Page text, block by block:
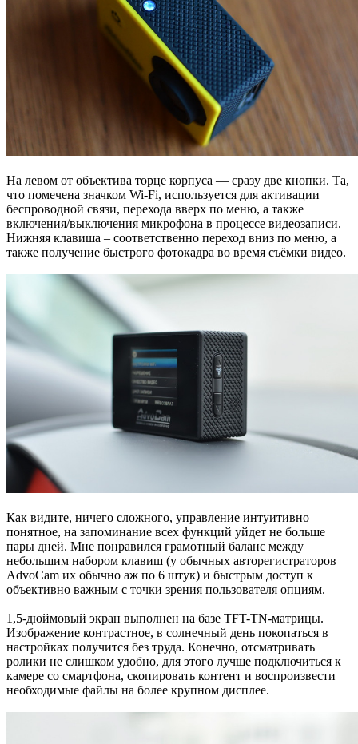
На левом от объектива торце корпуса — сразу две кнопки. Та,
что помечена значком Wi-Fi, используется для активации
беспроводной связи, перехода вверх по меню, а также
включения/выключения микрофона в процессе видеозаписи.
Нижняя клавиша – соответственно переход вниз по меню, а
также получение быстрого фотокадра во время съёмки видео.
Как видите, ничего сложного, управление интуитивно
понятное, на запоминание всех функций уйдет не больше
пары дней. Мне понравился грамотный баланс между
небольшим набором клавиш (у обычных авторегистраторов
AdvoCam их обычно аж по 6 штук) и быстрым доступ к
объективно важным с точки зрения пользователя опциям.
1,5-дюймовый экран выполнен на базе TFT-TN-матрицы.
Изображение контрастное, в солнечный день покопаться в
настройках получится без труда. Конечно, отсматривать
ролики не слишком удобно, для этого лучше подключиться к
камере со смартфона, скопировать контент и воспроизвести
необходимые файлы на более крупном дисплее.